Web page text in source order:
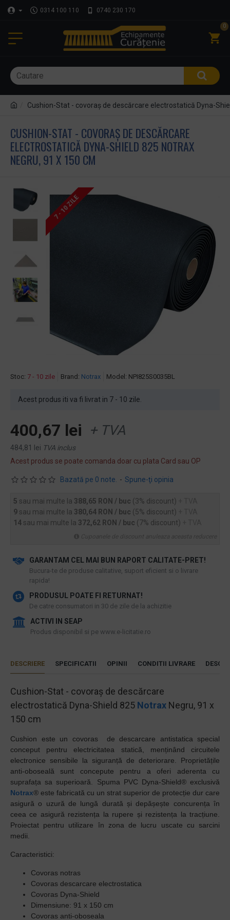
0314 100 110 0740 230 170
0
Cushion-Stat - covoraș de descărcare electrostatică Dyna-
CUSHION-STAT - COVORAȘ DE DESCĂRCARE
ELECTROSTATICĂ DYNA-SHIELD 825 NOTRAX
NEGRU, 91 X 150 CM
7 - 10 ZILE
Stoc: 7 - 10 zile Brand: Notrax Model: NPI825S0035BL
Acest produs iti va fi livrat in 7 - 10 zile.
Bazată pe 0 note. - Spune-ţi opinia
400,67 lei + TVA
484,81 lei TVA inclus
Acest produs se poate comanda doar cu plata Card sau OP
5 sau mai multe la 388,65 RON / buc (3% discount)
9 sau mai multe la 380,64 RON / buc (5% discount)
14 sau mai multe la 372,62 RON / buc (7% discount)
GARANTAM CEL MAI BUN RAPORT CALITATE-PRET!
​Bucura-te de produse calitative, suport eficient si o livrare
rapida!
PRODUSUL POATE FI RETURNAT!
De catre consumatori in 30 de zile de la achizitie
ACTIVI IN SEAP
Produs disponibil si pe www.e-licitatie.ro
DESCRIERE SPECIFICATII OPINII CONDITII LIVRARE
Cushion-Stat - covoraș de descărcare
electrostatică Dyna-Shield 825 Notrax Negru, 91 x
150 cm
Cushion este un covoras de descarcare antistatica special
conceput pentru electricitatea statică, menținând circuitele
electronice sensibile la siguranță de deteriorare. Proprietățile
anti-oboseală sunt concepute pentru a oferi aderenta cu
suprafața sa superioară. Spuma PVC Dyna-Shield® exclusivă
Notrax® este fabricată cu un strat superior de protecție dur care
asigură o uzură de lungă durată și depășește concurența în
ceea ce asigură rezistența la rupere și rezistența la tracțiune.
Proiectat pentru utilizare în zona de lucru uscate cu sarcini
medii.
Caracteristici:
Covoras notras
Covoras descarcare electrostatica
Covoras Dyna-Shield
Dimensiune: 91 x 150 cm
Covoras anti-oboseala